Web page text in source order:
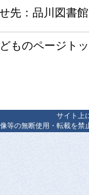
先：品川図書
ものページト
サイト上
等の無断使用・転載を